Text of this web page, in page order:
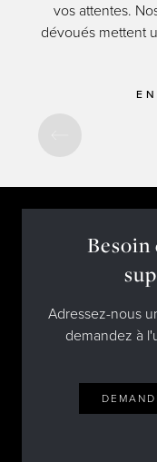
Dominos De
Systèmes De
Nos salles
Pourquoi
Inspiration
Soutien
Acheter des
Property
vos attentes.
dévoués mettent
Besoin
Adressez-nous
demandez à